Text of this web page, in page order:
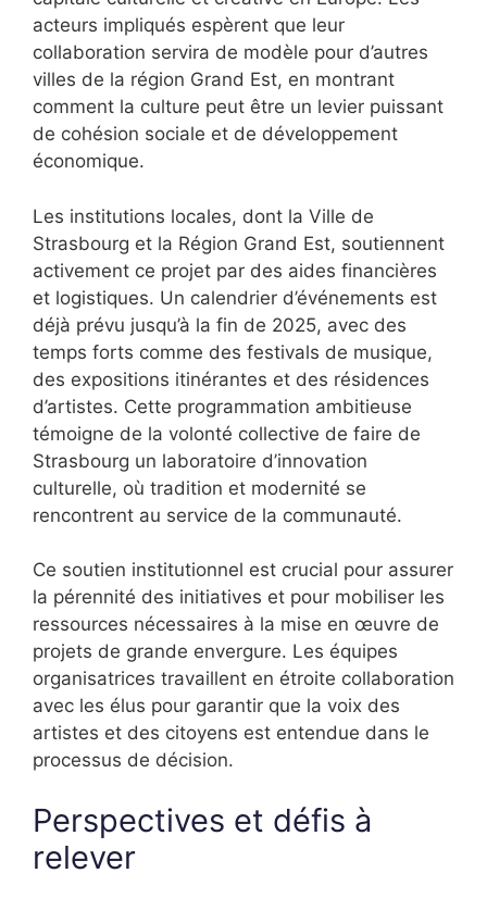
acteurs impliqués espèrent que leur
collaboration servira de modèle pour d’autres
villes de la région Grand Est, en montrant
comment la culture peut être un levier puissant
de cohésion sociale et de développement
économique.
Les institutions locales, dont la Ville de
Strasbourg et la Région Grand Est, soutiennent
activement ce projet par des aides financières
et logistiques. Un calendrier d’événements est
déjà prévu jusqu’à la fin de 2025, avec des
temps forts comme des festivals de musique,
des expositions itinérantes et des résidences
d’artistes. Cette programmation ambitieuse
témoigne de la volonté collective de faire de
Strasbourg un laboratoire d’innovation
culturelle, où tradition et modernité se
rencontrent au service de la communauté.
Ce soutien institutionnel est crucial pour assurer
la pérennité des initiatives et pour mobiliser les
ressources nécessaires à la mise en œuvre de
projets de grande envergure. Les équipes
organisatrices travaillent en étroite collaboration
avec les élus pour garantir que la voix des
artistes et des citoyens est entendue dans le
processus de décision.
Perspectives et défis à
relever